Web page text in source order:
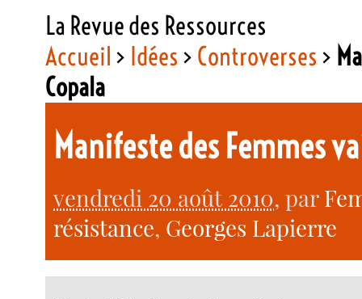
La Revue des Ressources
Accueil > Idées > Controverses >
Copala
Manifeste des Femmes
vendredi 20 août 2010, par
résistance, Georges Lapierre